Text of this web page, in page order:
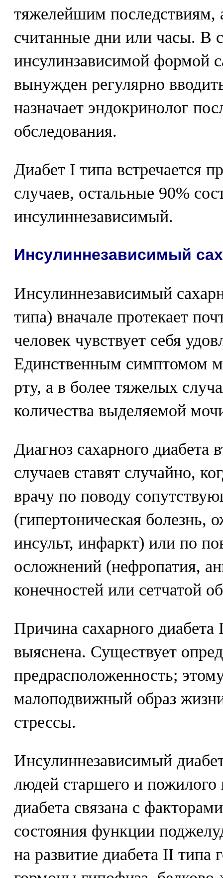
тяжелейшим последствиям,
считанные дни или часы. В
инсулинзависимой формой
вынужден регулярно
назначает эндокринолог
обследования.
Диабет I типа встречается
случаев, остальные 90%
инсулиннезависимый.
Инсулиннезависимый
Инсулиннезависимый
типа) вначале протекает
человек чувствует себя
Единственным симптомом
рту, а в более тяжелых
количества выделяемой
Диагноз сахарного диабета
случаев ставят случайно,
врачу по поводу
(гипертоническая болезнь,
инсульт, инфаркт) или по
осложнений (нефропатия,
конечностей или сетчатой
Причина сахарного диабета
выяснена. Существует
предрасположенность;
малоподвижный образ
стрессы.
Инсулиннезависимый
людей старшего и пожилого
диабета связана с
состояния функции
на развитие диабета II типа